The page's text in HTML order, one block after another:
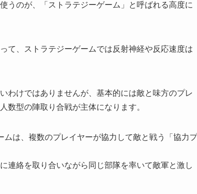
うのが、「ストラテジーゲーム」と呼ばれる高度に
て、ストラテジーゲームでは反射神経や反応速度は
わけではありませんが、基本的には敵と味方のプレ
数型の陣取り合戦が主体になります。
は、複数のプレイヤーが協力して敵と戦う「協力プ
連絡を取り合いながら同じ部隊を率いて敵軍と激し